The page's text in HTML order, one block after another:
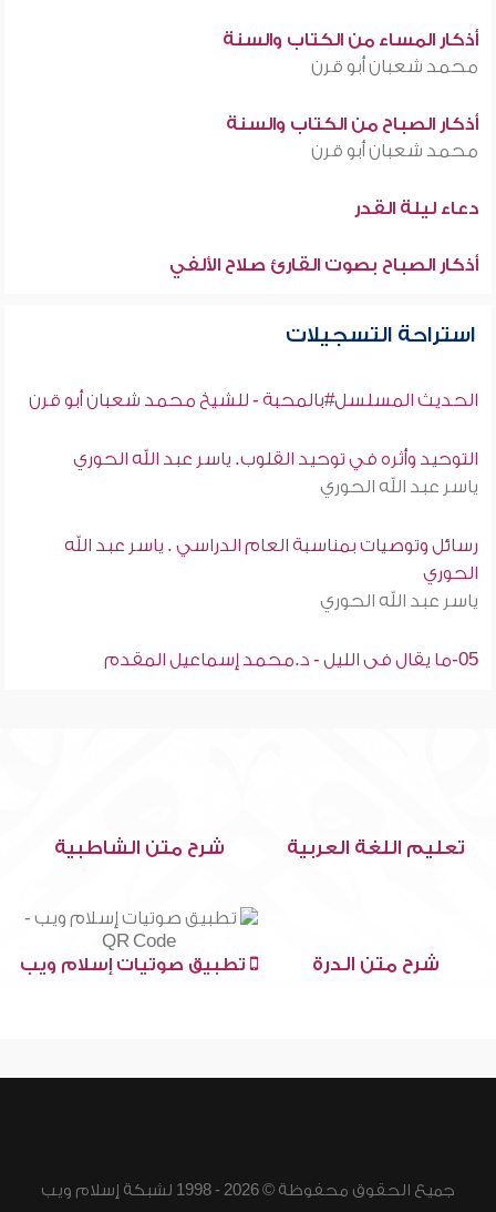
أذكار المساء من الكتاب والسنة
محمد شعبان أبو قرن
أذكار الصباح من الكتاب والسنة
محمد شعبان أبو قرن
دعاء ليلة القدر
أذكار الصباح بصوت القارئ صلاح الألفي
استراحة التسجيلات
الحديث المسلسل#بالمحبة - للشيخ محمد شعبان أبو قرن
التوحيد وأثره في توحيد القلوب. ياسر عبد الله الحوري
ياسر عبد الله الحوري
رسائل وتوصيات بمناسبة العام الدراسي . ياسر عبد الله
الحوري
ياسر عبد الله الحوري
05-ما يقال فى الليل - د.محمد إسماعيل المقدم
تعليم اللغة العربية شرح متن الشاطبية
شرح متن الدرة تطبيق صوتيات إسلام ويب
جميع الحقوق محفوظة © 2026 - 1998 لشبكة إسلام ويب